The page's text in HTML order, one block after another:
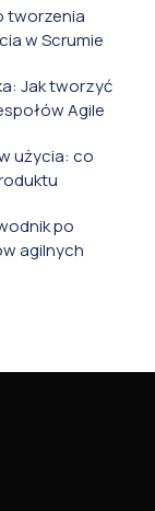
tworzenia
w Scrumie
Jak tworzyć
Agile
użycia: co
po
agilnych